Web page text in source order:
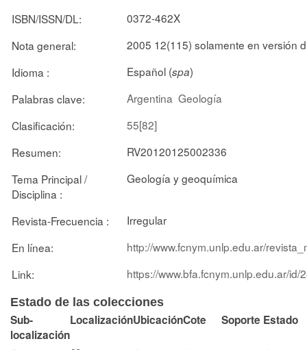
ISBN/ISSN/DL:
0372-462X
Nota general:
2005 12(115) solamente en versión
Idioma :
Español (spa)
Palabras clave:
Argentina Geología
Clasificación:
55[82]
Resumen:
RV20120125002336
Tema Principal /
Disciplina :
Geología y geoquímica
Revista-Frecuencia :
Irregular
En línea:
http://www.fcnym.unlp.edu.ar/
Link:
https://www.bfa.fcnym.unlp.edu.ar/id/
Estado de las colecciones
Sub-
localización
LocalizaciónUbicaciónCote Soporte Estado